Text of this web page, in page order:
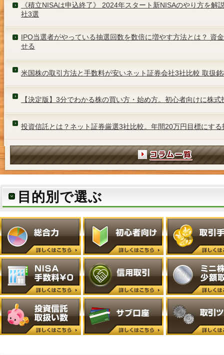
《積立NISAは申込終了》 2024年スタート新NISAのやり方を解
社3選
IPO当選者がやっている抽選回数を数倍に増やす方法とは？ 資
せる
米国株の取引方法と手数料が安いネット証券会社3社比較 取扱
【決定版】3分でわかる株の買い方・始め方。初心者向けに株
投資信託とは？ネット証券厳選3社比較。年間20万円目標にす
目的別で選ぶ